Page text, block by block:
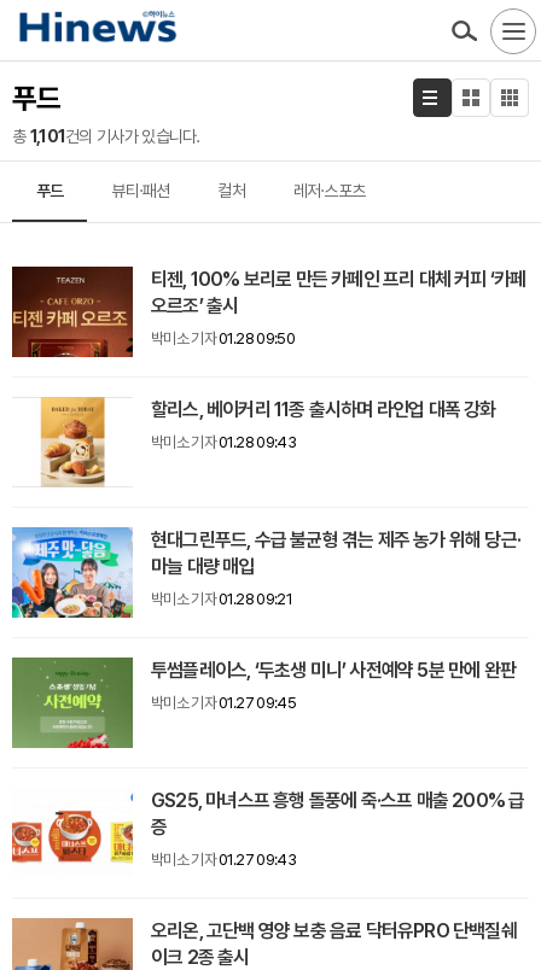
푸드
총1,101 건의 기사가 있습니다.
푸드 뷰티·패션 컬처 레저·스포츠
티젠, 100% 보리로 만든 카페인 프리 대체 커피 ‘카페
오르조’ 출시
박미소 기자01.28 09:50
할리스, 베이커리 11종 출시하며 라인업 대폭 강화
박미소 기자01.28 09:43
현대그린푸드, 수급 불균형 겪는 제주 농가 위해 당근·
마늘 대량 매입
박미소 기자01.28 09:21
투썸플레이스, ‘두초생 미니’ 사전예약 5분 만에 완판
박미소 기자01.27 09:45
GS25, 마녀스프 흥행 돌풍에 죽·스프 매출 200% 급
증
박미소 기자01.27 09:43
오리온, 고단백 영양 보충 음료 닥터유PRO 단백질쉐
이크 2종 출시